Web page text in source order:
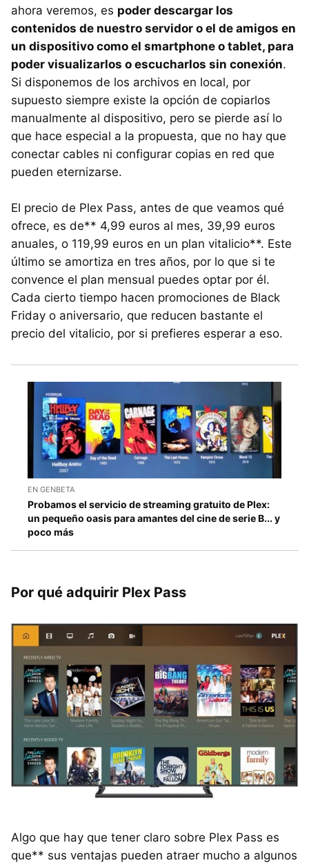
ahora veremos, es poder descargar los
contenidos de nuestro servidor o el de amigos en
un dispositivo como el smartphone o tablet, para
poder visualizarlos o escucharlos sin conexión.
Si disponemos de los archivos en local, por
supuesto siempre existe la opción de copiarlos
manualmente al dispositivo, pero se pierde así lo
que hace especial a la propuesta, que no hay que
conectar cables ni configurar copias en red que
pueden eternizarse.
El precio de Plex Pass, antes de que veamos qué
ofrece, es de** 4,99 euros al mes, 39,99 euros
anuales, o 119,99 euros en un plan vitalicio**. Este
último se amortiza en tres años, por lo que si te
convence el plan mensual puedes optar por él.
Cada cierto tiempo hacen promociones de Black
Friday o aniversario, que reducen bastante el
precio del vitalicio, por si prefieres esperar a eso.
EN GENBETA
Probamos el servicio de streaming gratuito de Plex:
un pequeño oasis para amantes del cine de serie B... y
poco más
Por qué adquirir Plex Pass
Algo que hay que tener claro sobre Plex Pass es
que** sus ventajas pueden atraer mucho a algunos